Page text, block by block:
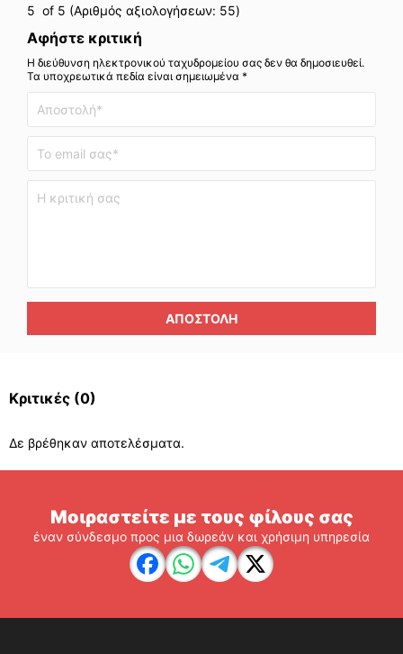
5 of 5 (Αριθμός αξιολογήσεων: 55)
Αφήστε κριτική
Η διεύθυνση ηλεκτρονικού ταχυδρομείου σας δεν θα δημοσιευθεί.
Τα υποχρεωτικά πεδία είναι σημειωμένα *
ΑΠΟΣΤΟΛΉ
Κριτικές (0)
Δε βρέθηκαν αποτελέσματα.
Μοιραστείτε με τους φίλους σας
έναν σύνδεσμο προς μια δωρεάν και χρήσιμη υπηρεσία